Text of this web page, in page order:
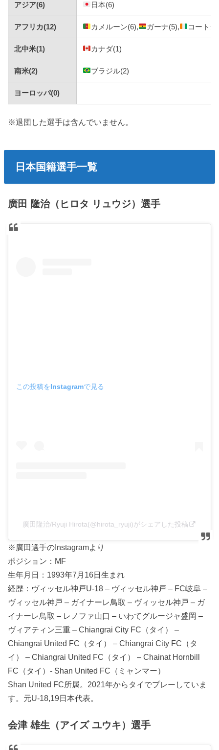
アジア(6) 日本(6)
アフリカ(12) カメルーン(6), ガーナ(5), コート
北中米(1) カナダ(1)
南米(2) ブラジル(2)
ヨーロッパ(0)
※退団した選手は含んでいません。
日本国籍選手一覧
廣田 隆治（ヒロタ リュウジ）選手
この投稿をInstagramで見る
廣田隆治/Ryuji Hirota(@hirota_ryuji)がシェアした投稿
※廣田選手のInstagramより
ポジション：MF
生年月日：1993年7月16日生まれ
経歴：ヴィッセル神戸U-18 – ヴィッセル神戸 – FC岐阜 –
ヴィッセル神戸 – ガイナーレ鳥取 – ヴィッセル神戸 – ガ
イナーレ鳥取 – レノファ山口 – いわてグルージャ盛岡 –
ヴィアティン三重 – Chiangrai City FC（タイ） –
Chiangrai United FC（タイ） – Chiangrai City FC（タ
イ） – Chiangrai United FC（タイ） – Chainat Hornbill
FC（タイ）- Shan United FC（ミャンマー）
Shan United FC所属。2021年からタイでプレーしていま
す。元U-18,19日本代表。
会津 雄生（アイズ ユウキ）選手